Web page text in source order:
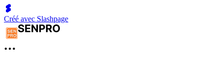
Créé avec Slashpage